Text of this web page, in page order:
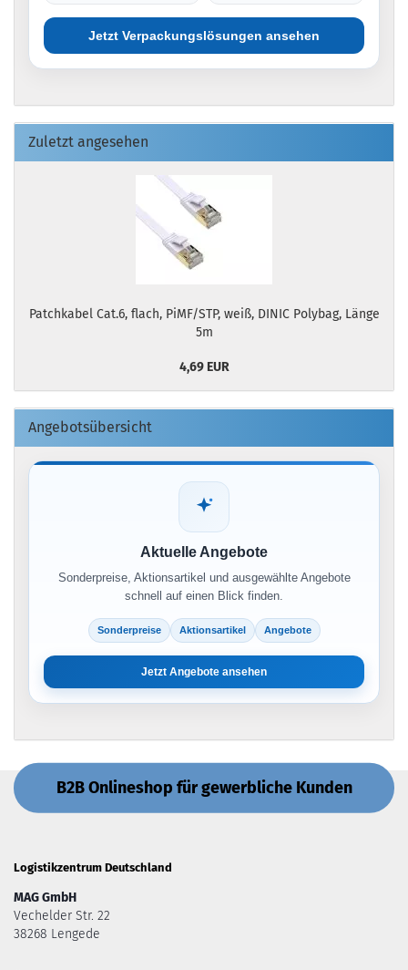
Jetzt Verpackungslösungen ansehen
Zuletzt angesehen
Patchkabel Cat.6, flach, PiMF/STP, weiß, DINIC Polybag, Länge
5m
4,69 EUR
Angebotsübersicht
Aktuelle Angebote
Sonderpreise, Aktionsartikel und ausgewählte Angebote
schnell auf einen Blick finden.
Sonderpreise Aktionsartikel Angebote
Jetzt Angebote ansehen
B2B Onlineshop für gewerbliche Kunden
Logistikzentrum Deutschland
MAG GmbH
Vechelder Str. 22
38268 Lengede